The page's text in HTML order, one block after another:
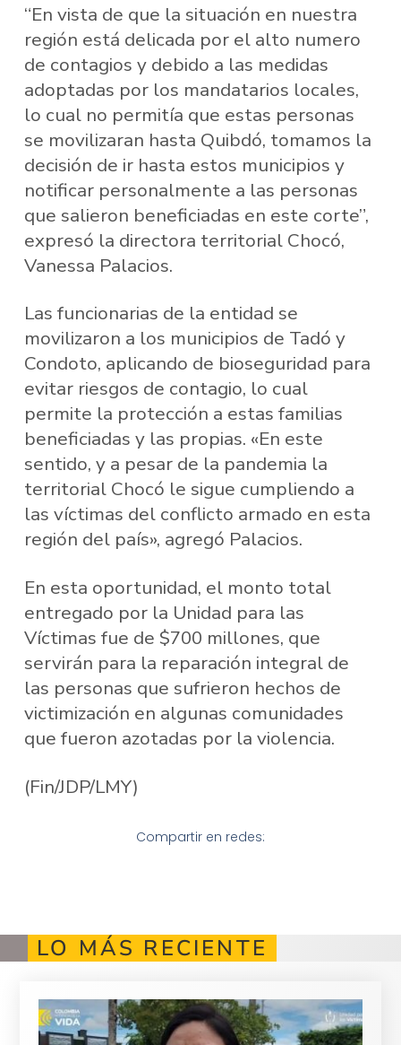
“En vista de que la situación en nuestra
región está delicada por el alto numero
de contagios y debido a las medidas
adoptadas por los mandatarios locales,
lo cual no permitía que estas personas
se movilizaran hasta Quibdó, tomamos la
decisión de ir hasta estos municipios y
notificar personalmente a las personas
que salieron beneficiadas en este corte”,
expresó la directora territorial Chocó,
Vanessa Palacios.
Las funcionarias de la entidad se
movilizaron a los municipios de Tadó y
Condoto, aplicando de bioseguridad para
evitar riesgos de contagio, lo cual
permite la protección a estas familias
beneficiadas y las propias. «En este
sentido, y a pesar de la pandemia la
territorial Chocó le sigue cumpliendo a
las víctimas del conflicto armado en esta
región del país», agregó Palacios.
En esta oportunidad, el monto total
entregado por la Unidad para las
Víctimas fue de $700 millones, que
servirán para la reparación integral de
las personas que sufrieron hechos de
victimización en algunas comunidades
que fueron azotadas por la violencia.
(Fin/JDP/LMY)
Compartir en redes:
LO MÁS RECIENTE